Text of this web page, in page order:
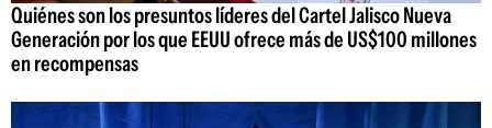
Quiénes son los presuntos líderes del Cartel Jalisco Nueva
Generación por los que EEUU ofrece más de US$100 millones
en recompensas